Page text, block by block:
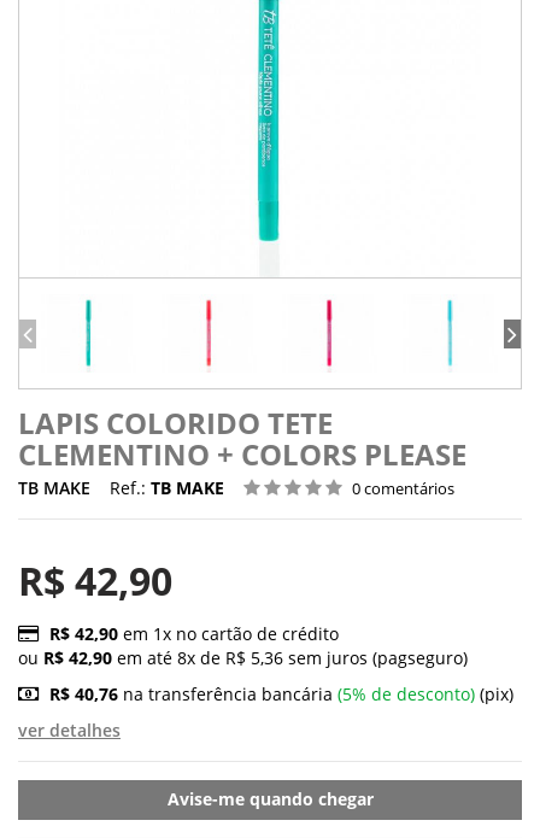
LAPIS COLORIDO TETE
CLEMENTINO + COLORS PLEASE
TB MAKE Ref.: TB MAKE 0 comentários
R$ 42,90
R$ 42,90 em 1x no cartão de crédito
ou R$ 42,90 em até 8x de R$ 5,36 sem juros (pagseguro)
R$ 40,76 na transferência bancária (5% de desconto) (pix)
ver detalhes
Avise-me quando chegar